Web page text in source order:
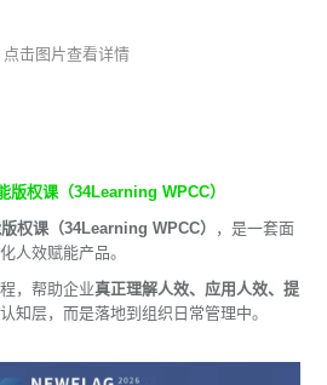
击图片查看详情
版权课（34Learning WPCC）
权课（34Learning WPCC）
，是一套面
人效赋能产品。
，帮助企业真正理解人效、应用人效、提
知层，而是落地到组织日常管理中。